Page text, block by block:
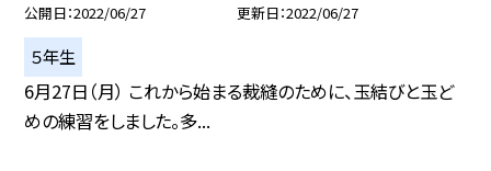
公開日 2022/06/27 更新日 2022/06/27
５年生
6月27日（月） これから始まる裁縫のために、玉結びと玉ど
めの練習をしました。多...